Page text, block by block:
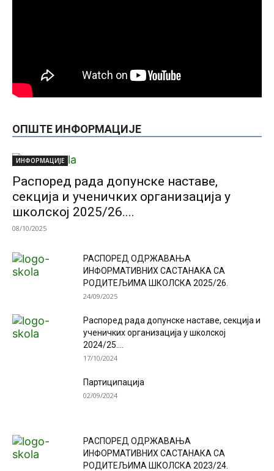
ОПШТЕ ИНФОРМАЦИЈЕ
ИНФОРМАЦИЈЕ
Распоред рада допунске наставе,
секција и ученичких организација у
школској 2025/26....
08/10/2025
РАСПОРЕД ОДРЖАВАЊА
ИНФОРМАТИВНИХ САСТАНАКА СА
РОДИТЕЉИМА ШКОЛСКА 2025/26.
24/09/2025
Распоред рада допунске наставе, секција и
ученичких организација у школској
2024/25....
17/10/2024
Партиципација
02/09/2024
РАСПОРЕД ОДРЖАВАЊА
ИНФОРМАТИВНИХ САСТАНАКА СА
РОДИТЕЉИМА ШКОЛСКА 2023/24.